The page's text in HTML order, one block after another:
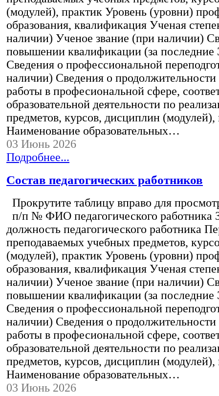
(модулей), практик Уровень (уровни)
образования, квалификация Ученая
наличии) Ученое звание (при наличии)
повышении квалификации (за последние
Сведения о профессиональной
наличии) Сведения о
работы в професиональной сфере,
образовательной деятельности по
предметов, курсов, дисциплин (модулей),
Наименование образовательных…
03 Июнь 2026
Подробнее...
Состав педагогических работников
Прокрутите таблицу вправо для
п/п № ФИО педагогического работника
должность педагогического работника
преподаваемых учебных предметов,
(модулей), практик Уровень (уровни)
образования, квалификация Ученая
наличии) Ученое звание (при наличии)
повышении квалификации (за последние
Сведения о профессиональной
наличии) Сведения о
работы в професиональной сфере,
образовательной деятельности по
предметов, курсов, дисциплин (модулей),
Наименование образовательных…
03 Июнь 2026